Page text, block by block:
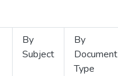
By
Subject
By
Document
Type